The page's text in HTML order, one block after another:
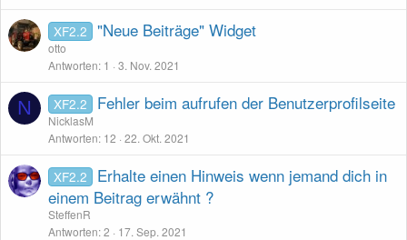
XF2.2 "Neue Beiträge" Widget
otto
Antworten 1 3. Nov. 2021
N XF2.2 Fehler beim aufrufen der Benutzerprofilseite
NicklasM
Antworten 12 22. Okt. 2021
XF2.2
Erhalte einen Hinweis wenn jemand dich in
einem Beitrag erwähnt ?
SteffenR
Antworten 2 17. Sep. 2021